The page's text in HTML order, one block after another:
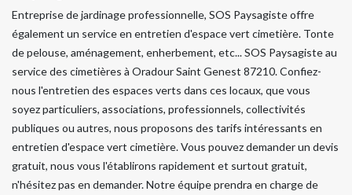
Entreprise de jardinage professionnelle, SOS Paysagiste offre
également un service en entretien d'espace vert cimetière. Tonte
de pelouse, aménagement, enherbement, etc... SOS Paysagiste au
service des cimetières à Oradour Saint Genest 87210. Confiez-
nous l'entretien des espaces verts dans ces locaux, que vous
soyez particuliers, associations, professionnels, collectivités
publiques ou autres, nous proposons des tarifs intéressants en
entretien d'espace vert cimetière. Vous pouvez demander un devis
gratuit, nous vous l'établirons rapidement et surtout gratuit,
n'hésitez pas en demander. Notre équipe prendra en charge de